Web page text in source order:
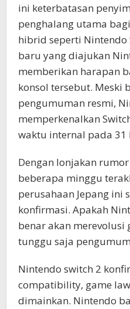
ini keterbatasan
penghalang utama
hibrid seperti Nintendo
baru yang diajukan
memberikan harapan
konsol tersebut. Meski
pengumuman resmi,
memperkenalkan
waktu internal pada 31
Dengan lonjakan
beberapa minggu
perusahaan Jepang ini
konfirmasi. Apakah
benar akan merevolusi
tunggu saja
Nintendo switch 2
compatibility, game
dimainkan. Nintendo